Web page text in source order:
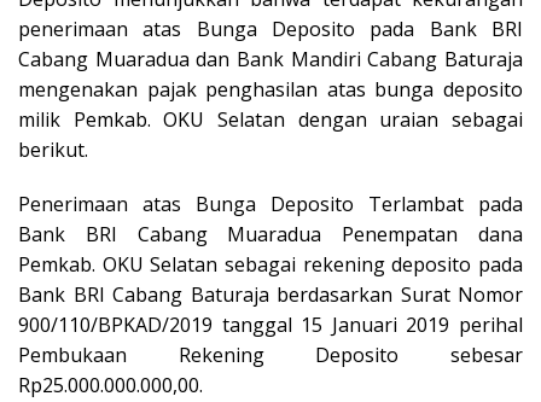
penerimaan atas Bunga Deposito pada Bank BRI
Cabang Muaradua dan Bank Mandiri Cabang Baturaja
mengenakan pajak penghasilan atas bunga deposito
milik Pemkab. OKU Selatan dengan uraian sebagai
berikut.
Penerimaan atas Bunga Deposito Terlambat pada
Bank BRI Cabang Muaradua Penempatan dana
Pemkab. OKU Selatan sebagai rekening deposito pada
Bank BRI Cabang Baturaja berdasarkan Surat Nomor
900/110/BPKAD/2019 tanggal 15 Januari 2019 perihal
Pembukaan Rekening Deposito sebesar
Rp25.000.000.000,00.